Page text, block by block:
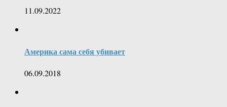
11.09.2022
Америка сама себя убивает
06.09.2018